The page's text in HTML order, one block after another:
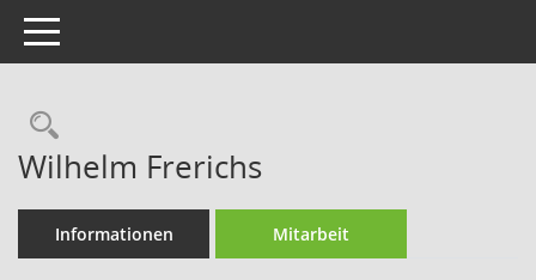
Toggle navigation
Rechercheauswahl
Wilhelm Frerichs
Informationen Mitarbeit